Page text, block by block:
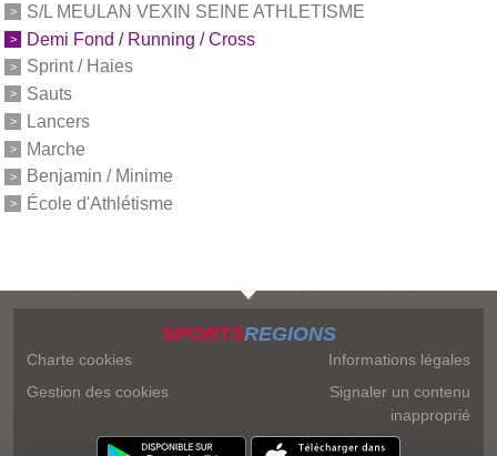
S/L MEULAN VEXIN SEINE ATHLETISME
Demi Fond / Running / Cross
Sprint / Haies
Sauts
Lancers
Marche
Benjamin / Minime
École d'Athlétisme
SPORTSREGIONS
Charte cookies
Gestion des cookies
Informations légales
Signaler un contenu
inapproprié